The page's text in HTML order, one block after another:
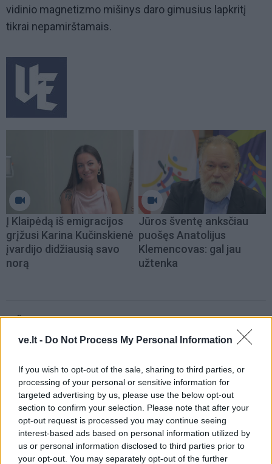
ve.lt - Do Not Process My Personal Information
If you wish to opt-out of the sale, sharing to third parties, or
processing of your personal or sensitive information for
targeted advertising by us, please use the below opt-out
section to confirm your selection. Please note that after your
opt-out request is processed you may continue seeing
interest-based ads based on personal information utilized by
us or personal information disclosed to third parties prior to
your opt-out. You may separately opt-out of the further
vidinio magnetizmo mišinys daro gimusius lapkritį
tikrai nepamirštamais.
Į Klaipėdą iš emigracijos
grįžusi Karina Kučinskienė
įvardijo didžiausią savo
norą
Jūros šventę anksčiau
puošęs Anatolijus
Klemencovas: gal jau
užtenka
Šiuo metu skaitomiausi
tūkstančių žmonių: kaip atrodys
plaukiojantis miestas
Nemalonus kvapas šaldytuve dings
be chemijos: ką įdėti į vidų
Šiais mėnesiais gimę žmonės yra